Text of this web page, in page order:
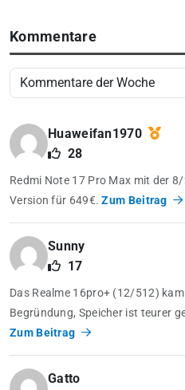
Kommentare
Huaweifan1970
28
Redmi Note 17 Pro Max mit der
Version für 649€.Zum Beitrag
Sunny
17
Das Realme 16pro+ (12/512)
Begründung, Speicher ist teurer
Zum Beitrag
Gatto